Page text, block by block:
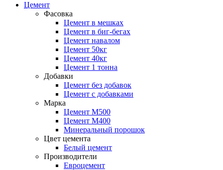
Цемент
Фасовка
Цемент в мешках
Цемент в биг-бегах
Цемент навалом
Цемент 50кг
Цемент 40кг
Цемент 1 тонна
Добавки
Цемент без добавок
Цемент с добавками
Марка
Цемент М500
Цемент М400
Минеральный порошок
Цвет цемента
Белый цемент
Производители
Евроцемент